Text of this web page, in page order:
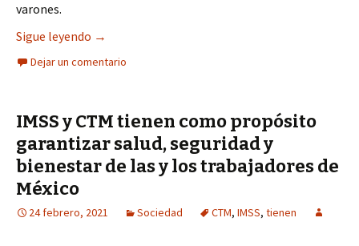
varones.
Sigue leyendo Los líquidos corporales tienen que fluir
→
Dejar un comentario
IMSS y CTM tienen como propósito
garantizar salud, seguridad y
bienestar de las y los trabajadores de
México
24 febrero, 2021 Sociedad CTM, IMSS, tienen